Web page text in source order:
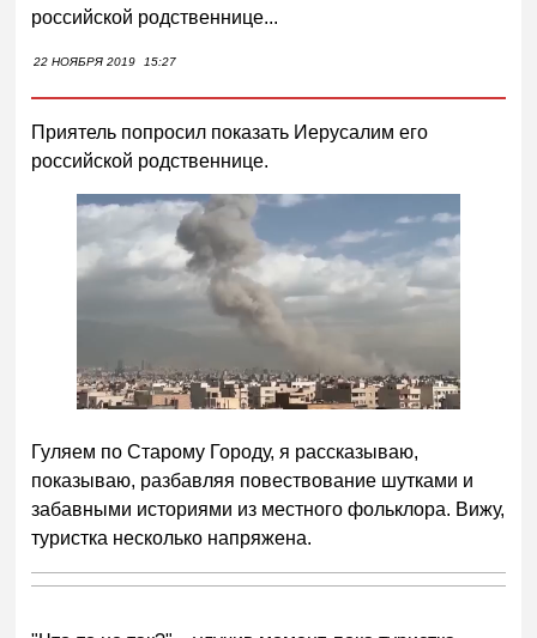
российской родственнице...
22 НОЯБРЯ 2019 15:27
Приятель попросил показать Иерусалим его
российской родственнице.
Гуляем по Старому Городу, я рассказываю,
показываю, разбавляя повествование шутками и
забавными историями из местного фольклора. Вижу,
туристка несколько напряжена.